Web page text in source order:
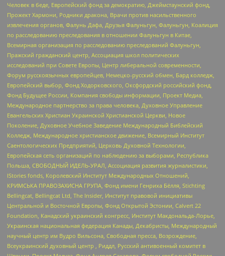
Человек в беде, Европейский фонд за демократию, Джеймстаунский фонд,
Прожект Хармони, Родники дракона, Врачи против насильственного
извлечения органов, Фалунь Дафа, Друзья Фалуньгун, Фалуньгун, Коалиция
по расследованию преследования в отношении Фалуньгун в Китае,
Всемирная организация по расследованию преследований Фалуньгун,
Пражский гражданский центр, Ассоциация школ политических
исследований при Совете Европы, Центр либеральной современности,
Форум русскоязычных европейцев, Немецко-русский обмен, Бард колледж,
Европейский выбор, Фонд Ходорковского, Оксфордский российский фонд,
Фонд Будущее России, Компания свободы информации, Проект Медиа,
Международное партнерство за права человека, Духовное Управление
Евангельских Христиан Украинской Христианской Церкви, Новое
Поколение, Духовное Учебное Заведение Международный Библейский
Колледж, Международное христианское движение, Всемирный Институт
Саентологических Предприятий, Церковь Духовной Технологии,
Европейская сеть организаций по наблюдению за выборами, Республика
Польша, СВОБОДНЫЙ ИДЕЛЬ-УРАЛ, Ассоциация развития журналистики,
IStories fonds, Королевский Институт Международных Отношений,
КРИМСЬКА ПРАВОЗАХИСНА ГРУПА, Фонд имени Генриха Бёлля, Stichting
Bellingcat, Bellingcat Ltd, The Insider, Институт правовой инициативы
Центральной и Восточной Европы, Фонд Открытой Эстонии, Calvert 22
Foundation, Канадский украинский конгресс, Институт Макдональда-Лорье,
Украинская национальная федерация Канады, Декабристы, Международный
научный центр им Вудро Вильсона, Свободная пресса, Возрождение,
Всеукраинский духовный центр , Риддл, Русский антивоенный комитет в